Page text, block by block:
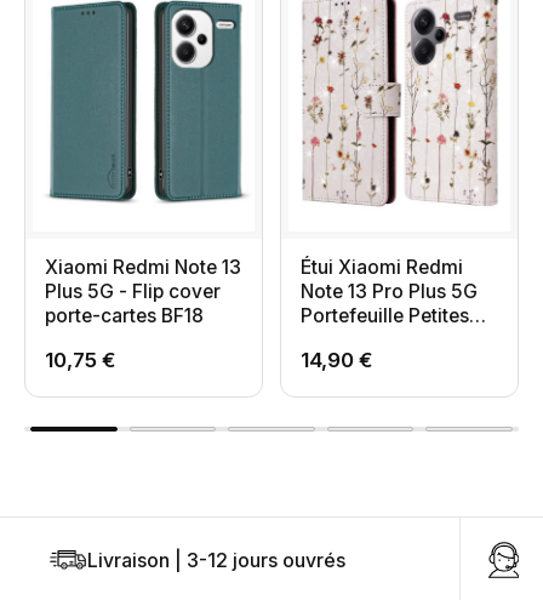
Xiaomi Redmi Note 13
Plus 5G - Flip cover
porte-cartes BF18
10,75 €
Étui Xiaomi Redmi
Note 13 Pro Plus 5G
Portefeuille Petites
14,90 €
Livraison | 3-12 jours ouvrés